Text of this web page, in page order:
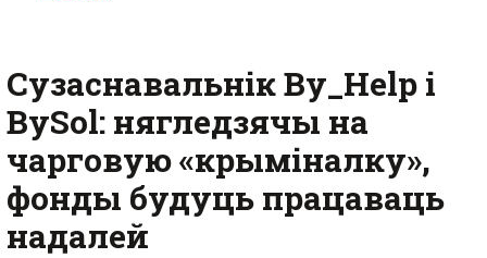
Сузаснавальнік By_Help і
BySol: нягледзячы на
чарговую «крыміналку»,
фонды будуць працаваць
надалей